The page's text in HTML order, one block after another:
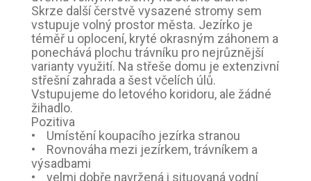
Skrze další čerstvě vysazené stromy sem
vstupuje volný prostor města. Jezírko je
téměř u oplocení, kryté okrasným záhonem a
ponechává plochu trávníku pro nejrůznější
varianty využití. Na střeše domu je extenzivní
střešní zahrada a šest včelích úlů.
Vstupujeme do letového koridoru, ale žádné
žihadlo.
Pozitiva
• Umístění koupacího jezírka stranou
• Rovnováha mezi jezírkem, trávníkem a
výsadbami
• velmi dobře navržená i situovaná vodní